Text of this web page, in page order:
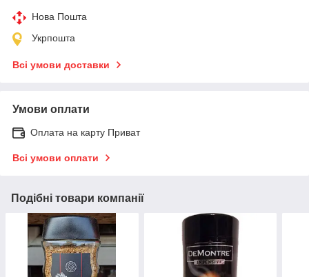
Нова Пошта
Укрпошта
Всі умови доставки
Умови оплати
Оплата на карту Приват
Всі умови оплати
Подібні товари компанії